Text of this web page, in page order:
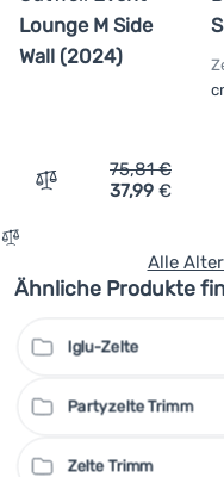
Lounge M Side
Wall (2024)
Vergleichen
75,81€
37,99 €
Alle
Ähnliche Produkte
Iglu-Zelte
Partyzelte Trimm
Zelte Trimm